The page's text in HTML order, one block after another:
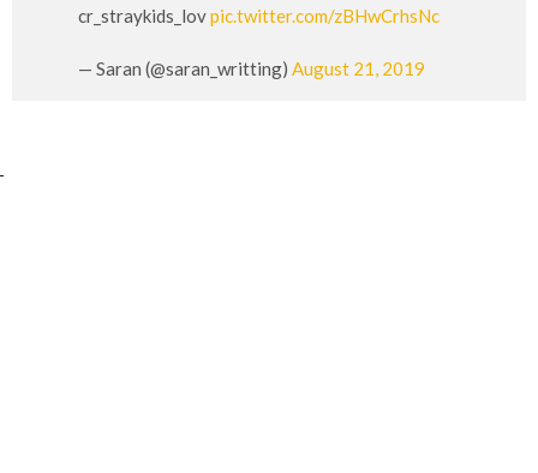
cr_straykids_lovpic.twitter.com/zBHwCrhsNc
— Saran (@saran_writting) August 21, 2019